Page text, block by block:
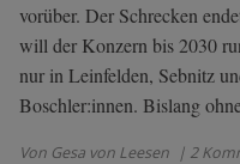
vorüber. Der Schrecken
will der Konzern bis 2030
nur in Leinfelden, Sebnitz
Boschler:innen. Bislang
Von Gesa von Leesen | 2